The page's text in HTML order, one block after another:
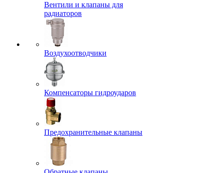
Вентили и клапаны для
радиаторов
Воздухоотводчики
Компенсаторы гидроударов
Предохранительные клапаны